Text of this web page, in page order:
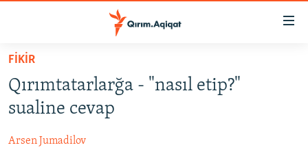
Esas
qaytmaq
Baş
qaytmaq
SİYASET
CEMİYET
FİKİR
Qırımtatarlarğa - "nasıl etip?"
sualine cevap
Arsen Jumadilov